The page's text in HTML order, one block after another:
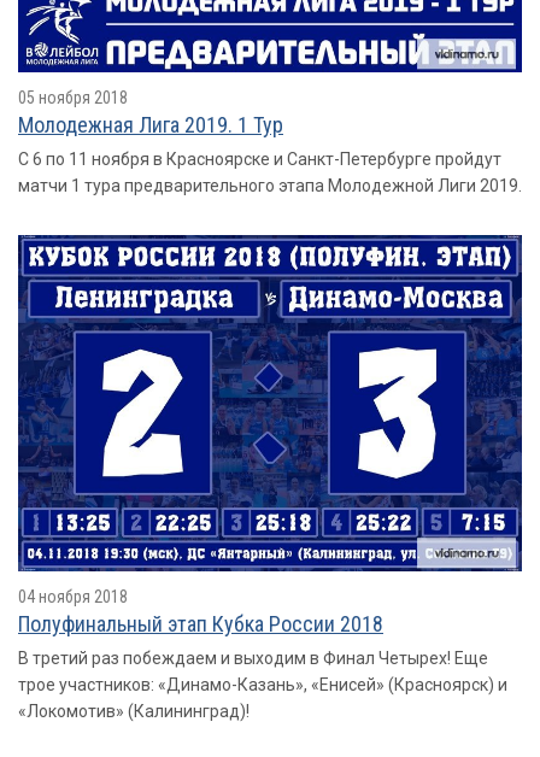
05 ноября 2018
Молодежная Лига 2019. 1 Тур
С 6 по 11 ноября в Красноярске и Санкт-Петербурге пройдут
матчи 1 тура предварительного этапа Молодежной Лиги 2019.
04 ноября 2018
Полуфинальный этап Кубка России 2018
В третий раз побеждаем и выходим в Финал Четырех! Еще
трое участников: «Динамо-Казань», «Енисей» (Красноярск) и
«Локомотив» (Калининград)!